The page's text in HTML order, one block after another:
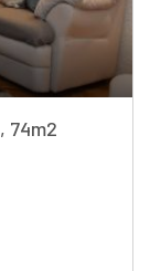
74m2